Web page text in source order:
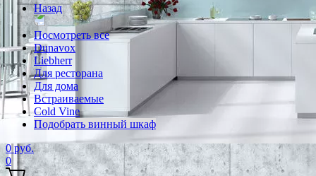
Назад
Посмотреть все
Dunavox
Liebherr
Для ресторана
Для дома
Встраиваемые
Cold Vine
Подобрать винный шкаф
0 руб.
0